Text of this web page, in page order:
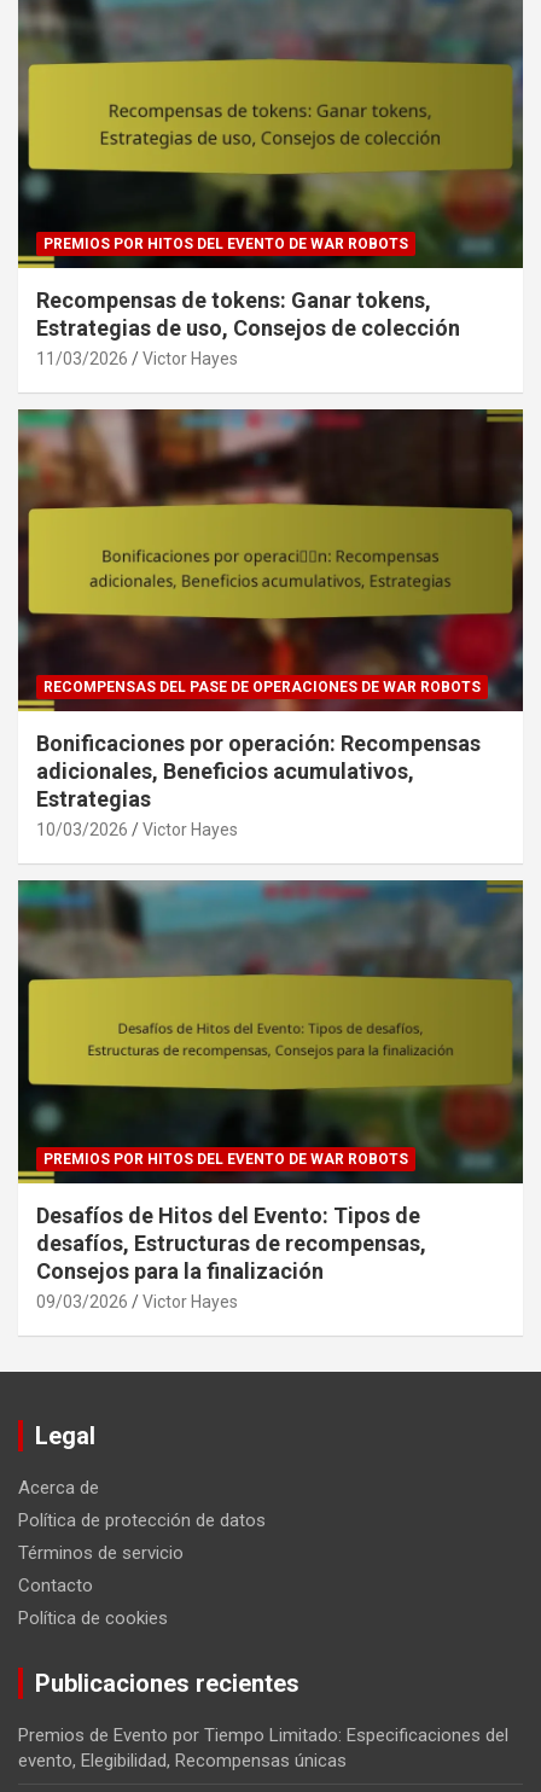
PREMIOS POR HITOS DEL EVENTO DE WAR ROBOTS
Recompensas de tokens: Ganar tokens,
Estrategias de uso, Consejos de colección
11/03/2026 Victor Hayes
RECOMPENSAS DEL PASE DE OPERACIONES DE WAR ROBOTS
Bonificaciones por operación: Recompensas
adicionales, Beneficios acumulativos,
Estrategias
10/03/2026 Victor Hayes
PREMIOS POR HITOS DEL EVENTO DE WAR ROBOTS
Desafíos de Hitos del Evento: Tipos de
desafíos, Estructuras de recompensas,
Consejos para la finalización
09/03/2026 Victor Hayes
Legal
Acerca de
Política de protección de datos
Términos de servicio
Contacto
Política de cookies
Publicaciones recientes
Premios de Evento por Tiempo Limitado: Especificaciones del
evento, Elegibilidad, Recompensas únicas